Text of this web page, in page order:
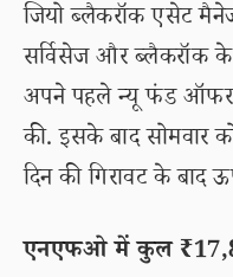
जियो ब्लैकरॉक एसेट
सर्विसेज और ब्लैकरॉक
अपने पहले न्यू फंड ऑफर
की. इसके बाद सोमवार
दिन की गिरावट के बाद
एनएफओ में कुल